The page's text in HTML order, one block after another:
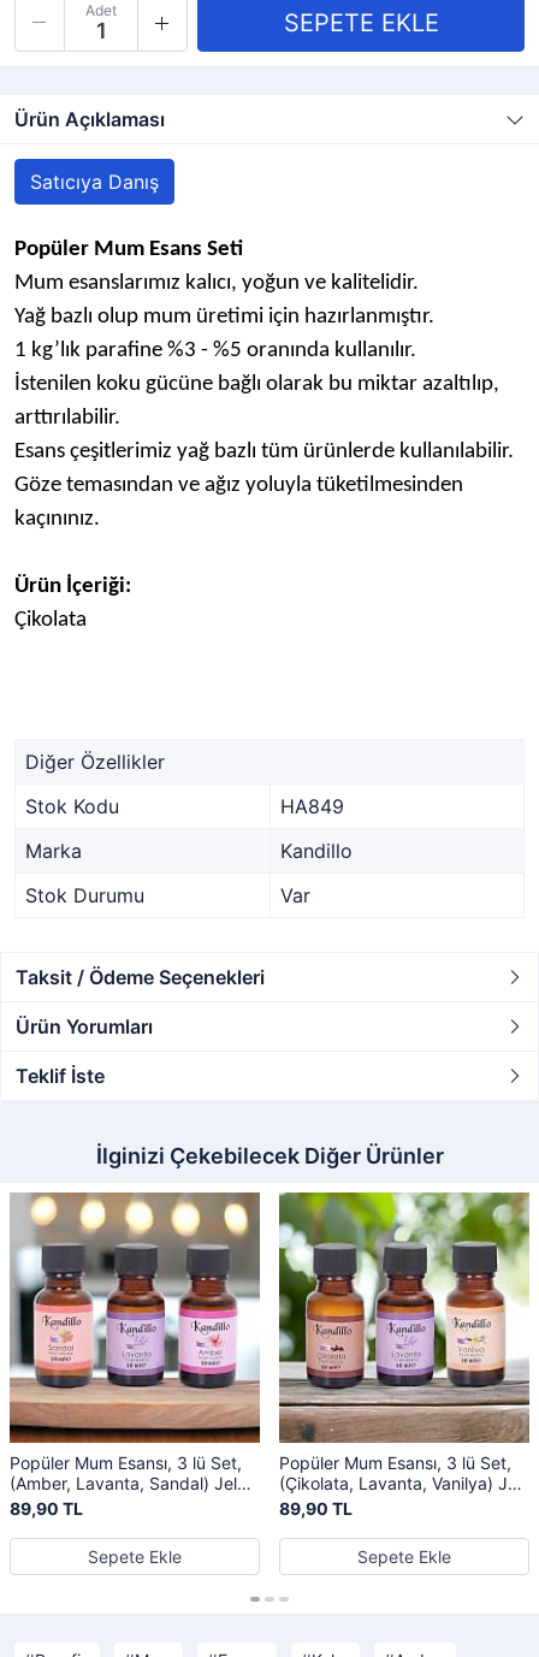
Adet
Ürün Açıklaması
Satıcıya Danış
Popüler Mum Esans Seti
Mum esanslarımız kalıcı, yoğun ve kalitelidir.
Yağ bazlı olup mum üretimi için hazırlanmıştır.
1 kg’lık parafine %3 - %5 oranında kullanılır.
İstenilen koku gücüne bağlı olarak bu miktar azaltılıp,
arttırılabilir.
Esans çeşitlerimiz yağ bazlı tüm ürünlerde kullanılabilir.
Göze temasından ve ağız yoluyla tüketilmesinden
kaçınınız.
Ürün İçeriği:
Çikolata
Diğer Özellikler
Stok Kodu
HA849
Marka
Kandillo
Stok Durumu
Var
Taksit / Ödeme Seçenekleri
Ürün Yorumları
Teklif İste
İlginizi Çekebilecek Diğer Ürünler
Popüler Mum Esansı, 3 lü Set,
(Amber, Lavanta, Sandal) Jel
Mum Kokusu, Buhurdanlık
89,90 TL
Sepete Ekle
Popüler Mum Esansı, 3 lü Set,
(Çikolata, Lavanta, Vanilya) Jel
Mum Kokusu, Buhurdanlık
89,90 TL
Sepete Ekle